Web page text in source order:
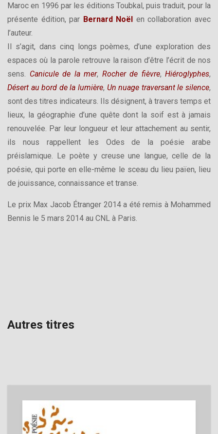
Maroc en 1996 par les éditions Toubkal, puis traduit, pour la
présente édition, par Bernard Noël en collaboration avec
l’auteur.
Il s’agit, dans cinq longs poèmes, d’une exploration des
espaces où la parole retrouve la raison d’être l’écrit de nos
sens. Canicule de la mer, Rocher de fièvre, Hiéroglyphes,
Désert au bord de la lumière, Un nuage traversant le silence,
sont des titres indicateurs. Ils désignent, à travers temps et
lieux, la géographie d’une quête dont la soif est à jamais
renouvelée. Par leur longueur et leur attachement au sentir,
ils nous rappellent les Odes de la poésie arabe
préislamique. Le poète y creuse une langue, celle de la
poésie, qui porte en elle-même le sceau du lieu païen, lieu
de jouissance, connaissance et transe.
Le prix Max Jacob Étranger 2014 a été remis à Mohammed
Bennis le 5 mars 2014 au CNL à Paris.
Autres titres